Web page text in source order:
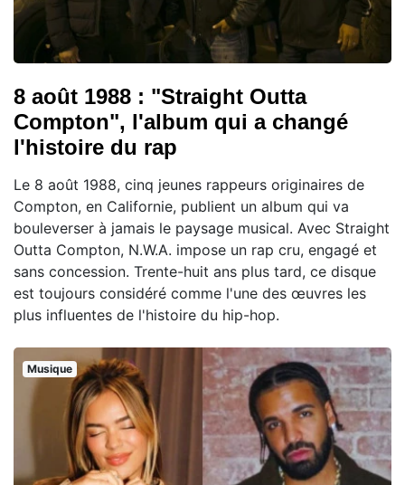
8 août 1988 : "Straight Outta
Compton", l'album qui a changé
l'histoire du rap
Le 8 août 1988, cinq jeunes rappeurs originaires de
Compton, en Californie, publient un album qui va
bouleverser à jamais le paysage musical. Avec Straight
Outta Compton, N.W.A. impose un rap cru, engagé et
sans concession. Trente-huit ans plus tard, ce disque
est toujours considéré comme l'une des œuvres les
plus influentes de l'histoire du hip-hop.
Musique